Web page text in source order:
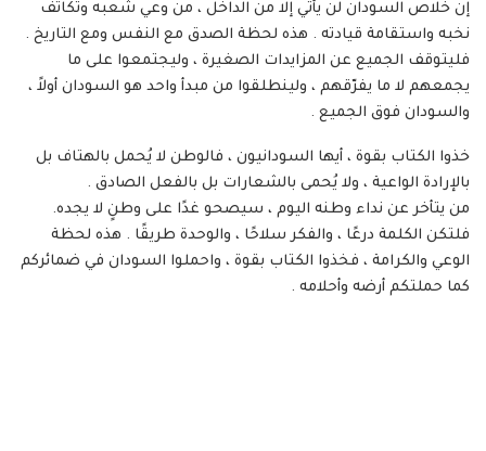
إن خلاص السودان لن يأتي إلا من الداخل ، من وعي شعبه وتكاتف
نخبه واستقامة قيادته . هذه لحظة الصدق مع النفس ومع التاريخ .
فليتوقف الجميع عن المزايدات الصغيرة ، وليجتمعوا على ما
يجمعهم لا ما يفرّقهم ، ولينطلقوا من مبدأ واحد هو السودان أولاً ،
والسودان فوق الجميع .
خذوا الكتاب بقوة ، أيها السودانيون ، فالوطن لا يُحمل بالهتاف بل
بالإرادة الواعية ، ولا يُحمى بالشعارات بل بالفعل الصادق .
من يتأخر عن نداء وطنه اليوم ، سيصحو غدًا على وطنٍ لا يجده.
فلتكن الكلمة درعًا ، والفكر سلاحًا ، والوحدة طريقًا . هذه لحظة
الوعي والكرامة ، فخذوا الكتاب بقوة ، واحملوا السودان في ضمائركم
كما حملتكم أرضه وأحلامه .